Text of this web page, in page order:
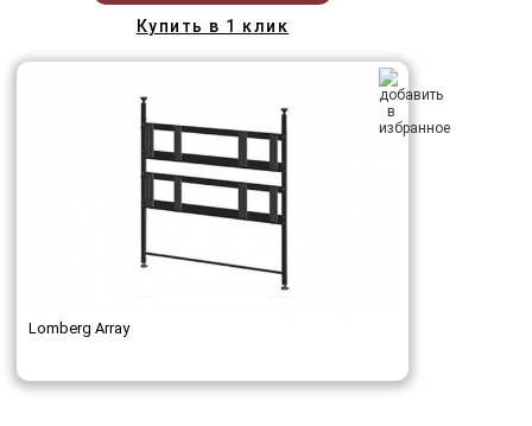
Купить в 1 клик
Lomberg Array